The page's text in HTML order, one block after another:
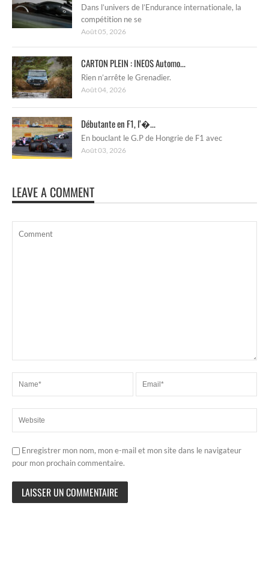
Dans l’univers de l’Endurance internationale, la
compétition ne se
Août 05, 2026
CARTON PLEIN : INEOS Automo...
Rien n’arrête le Grenadier.
Août 04, 2026
Débutante en F1, l’�...
En bouclant le G.P de Hongrie de F1 avec
Août 03, 2026
LEAVE A COMMENT
Enregistrer mon nom, mon e-mail et mon site dans le navigateur
pour mon prochain commentaire.